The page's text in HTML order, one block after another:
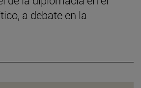
a debate en la